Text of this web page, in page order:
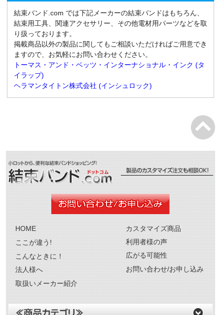
結束バンド.com では下記メーカーの結束バンドはもちろん、
結束用工具、関連アクセサリー、その他電材用パーツなどを取
り扱っております。
掲載商品以外の製品に関してもご相談いただければご用意でき
ますので、お気軽にお問い合わせください。
トーマス・アンド・ベッツ・インターナショナル・インク (タ
イラップ)
ヘラマンタイトン株式会社 (インシュロック)
HOME
ここが違う!
こんなときに！
法人様へ
取扱いメーカー紹介
カスタマイズ商品
利用者様の声
広がる可能性
お問い合わせ/お申し込み